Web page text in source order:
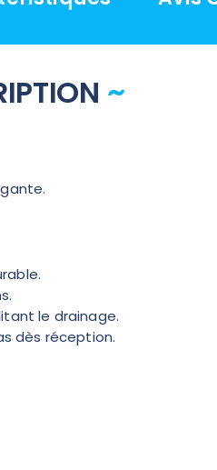
le drainage.
dès réception.